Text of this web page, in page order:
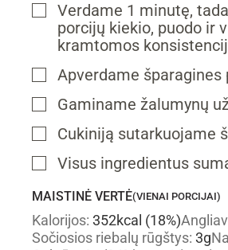
▢
Verdame 1 minutę,
porcijų kiekio, puodo ir
kramtomos
▢
Apverdame šparagines
▢
Gaminame žalumynų
▢
Cukiniją sutarkuojame
▢
Visus ingredientus
MAISTINĖ VERTĖ(VIENAI PORCIJAI)
Kalorijos: 352kcal (18%)
Sočiosios riebalų rūgštys: 3g